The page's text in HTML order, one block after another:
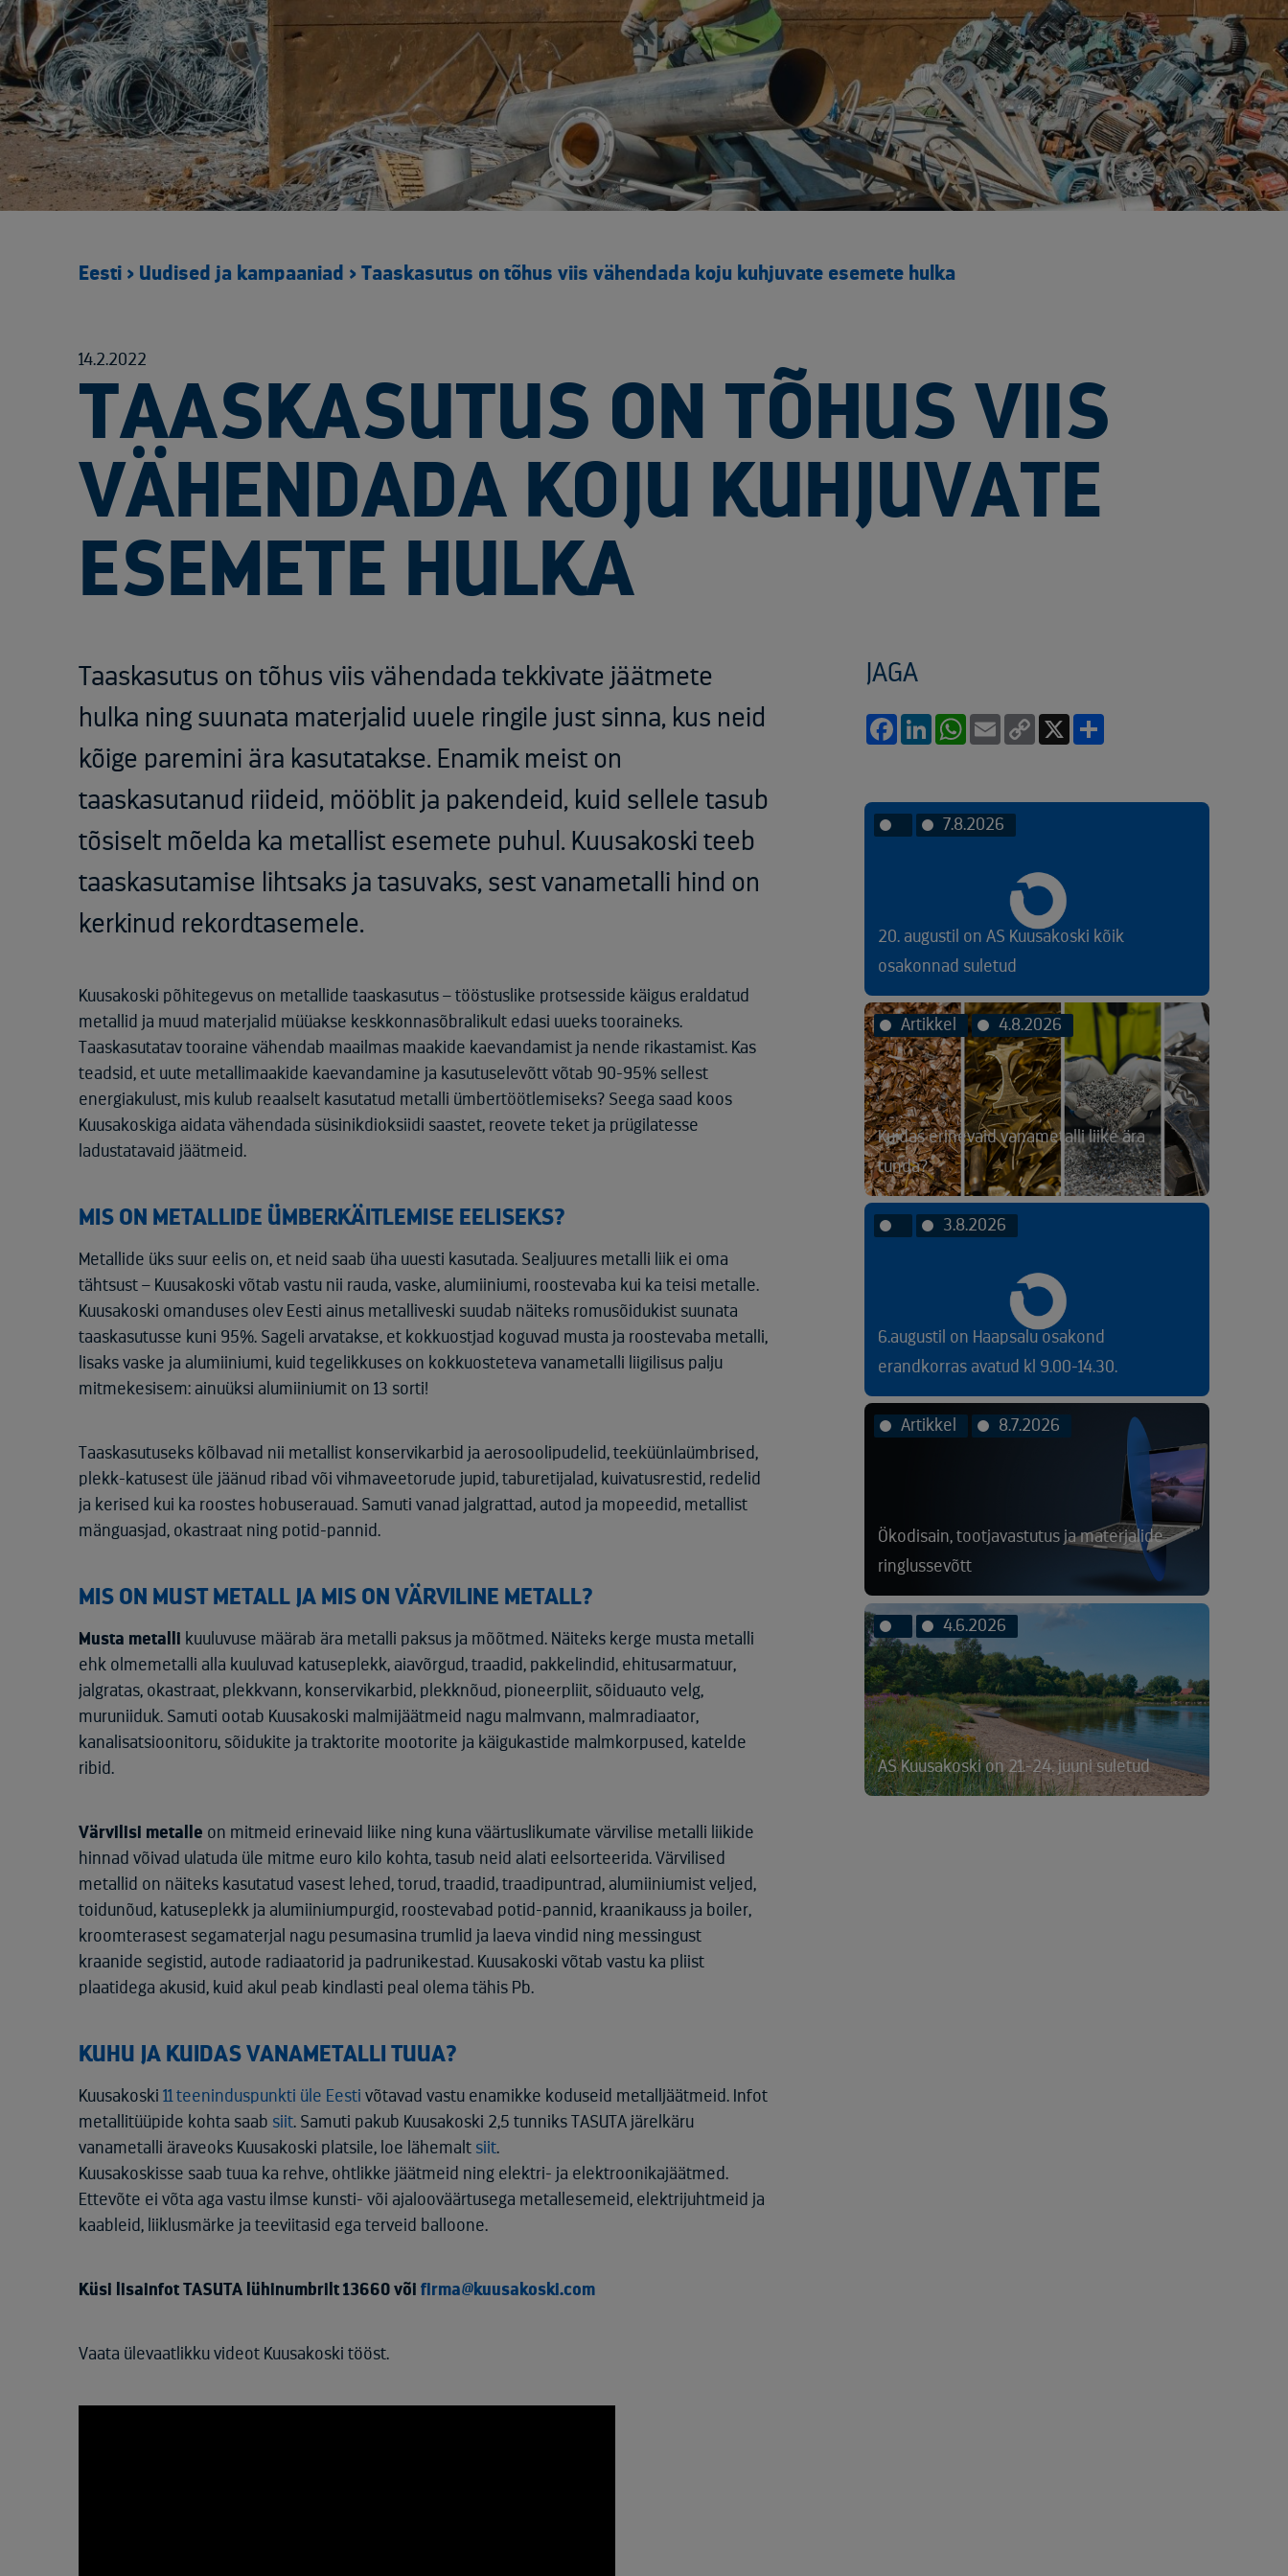
Eesti > Uudised ja kampaaniad > Taaskasutus on tõhus viis vähendada koju kuhjuvate esemete hulka
14.2.2022
TAASKASUTUS ON TÕHUS VIIS
VÄHENDADA KOJU KUHJUVATE
ESEMETE HULKA
Taaskasutus on tõhus viis vähendada tekkivate jäätmete
hulka ning suunata materjalid uuele ringile just sinna, kus neid
kõige paremini ära kasutatakse. Enamik meist on
taaskasutanud riideid, mööblit ja pakendeid, kuid sellele tasub
tõsiselt mõelda ka metallist esemete puhul. Kuusakoski teeb
taaskasutamise lihtsaks ja tasuvaks, sest vanametalli hind on
kerkinud rekordtasemele.
Kuusakoski põhitegevus on metallide taaskasutus – tööstuslike protsesside käigus eraldatud
metallid ja muud materjalid müüakse keskkonnasõbralikult edasi uueks tooraineks.
Taaskasutatav tooraine vähendab maailmas maakide kaevandamist ja nende rikastamist. Kas
teadsid, et uute metallimaakide kaevandamine ja kasutuselevõtt võtab 90-95% sellest
energiakulust, mis kulub reaalselt kasutatud metalli ümbertöötlemiseks? Seega saad koos
Kuusakoskiga aidata vähendada süsinikdioksiidi saastet, reovete teket ja prügilatesse
ladustatavaid jäätmeid.
MIS ON METALLIDE ÜMBERKÄITLEMISE EELISEKS?
Metallide üks suur eelis on, et neid saab üha uuesti kasutada. Sealjuures metalli liik ei oma
tähtsust – Kuusakoski võtab vastu nii rauda, vaske, alumiiniumi, roostevaba kui ka teisi metalle.
Kuusakoski omanduses olev Eesti ainus metalliveski suudab näiteks romusõidukist suunata
taaskasutusse kuni 95%. Sageli arvatakse, et kokkuostjad koguvad musta ja roostevaba metalli,
lisaks vaske ja alumiiniumi, kuid tegelikkuses on kokkuosteteva vanametalli liigilisus palju
mitmekesisem: ainuüksi alumiiniumit on 13 sorti!
Taaskasutuseks kõlbavad nii metallist konservikarbid ja aerosoolipudelid, teeküünlaümbrised,
plekk-katusest üle jäänud ribad või vihmaveetorude jupid, taburetijalad, kuivatusrestid, redelid
ja kerised kui ka roostes hobuserauad. Samuti vanad jalgrattad, autod ja mopeedid, metallist
mänguasjad, okastraat ning potid-pannid.
MIS ON MUST METALL JA MIS ON VÄRVILINE METALL?
Musta metalli kuuluvuse määrab ära metalli paksus ja mõõtmed. Näiteks kerge musta metalli
ehk olmemetalli alla kuuluvad katuseplekk, aiavõrgud, traadid, pakkelindid, ehitusarmatuur,
jalgratas, okastraat, plekkvann, konservikarbid, plekknõud, pioneerpliit, sõiduauto velg,
muruniiduk. Samuti ootab Kuusakoski malmijäätmeid nagu malmvann, malmradiaator,
kanalisatsioonitoru, sõidukite ja traktorite mootorite ja käigukastide malmkorpused, katelde
ribid.
Värvilisi metalle on mitmeid erinevaid liike ning kuna väärtuslikumate värvilise metalli liikide
hinnad võivad ulatuda üle mitme euro kilo kohta, tasub neid alati eelsorteerida. Värvilised
metallid on näiteks kasutatud vasest lehed, torud, traadid, traadipuntrad, alumiiniumist veljed,
toidunõud, katuseplekk ja alumiiniumpurgid, roostevabad potid-pannid, kraanikauss ja boiler,
kroomterasest segamaterjal nagu pesumasina trumlid ja laeva vindid ning messingust
kraanide segistid, autode radiaatorid ja padrunikestad. Kuusakoski võtab vastu ka pliist
plaatidega akusid, kuid akul peab kindlasti peal olema tähis Pb.
KUHU JA KUIDAS VANAMETALLI TUUA?
Kuusakoski 11 teeninduspunkti üle Eesti võtavad vastu enamikke koduseid metalljäätmeid. Infot
metallitüüpide kohta saab siit. Samuti pakub Kuusakoski 2,5 tunniks TASUTA järelkäru
vanametalli äraveoks Kuusakoski platsile, loe lähemalt siit.
Kuusakoskisse saab tuua ka rehve, ohtlikke jäätmeid ning elektri- ja elektroonikajäätmed.
Ettevõte ei võta aga vastu ilmse kunsti- või ajalooväärtusega metallesemeid, elektrijuhtmeid ja
kaableid, liiklusmärke ja teeviitasid ega terveid balloone.
Küsi lisainfot TASUTA lühinumbrilt 13660 või firma@kuusakoski.com
Vaata ülevaatlikku videot Kuusakoski tööst.
JAGA
FacebookLinkedInWhatsApp
Email
Copy
7.8.2026
20. augustil on AS Kuusakoski kõik
osakonnad suletud
Artikkel 4.8.2026
Kuidas erinevaid vanametalli liike ära
tunda?
3.8.2026
6.augustil on Haapsalu osakond
erandkorras avatud kl 9.00-14.30.
Artikkel 8.7.2026
Ökodisain, tootjavastutus ja materjalide
ringlussevõtt
4.6.2026
AS Kuusakoski on 21.-24. juuni suletud